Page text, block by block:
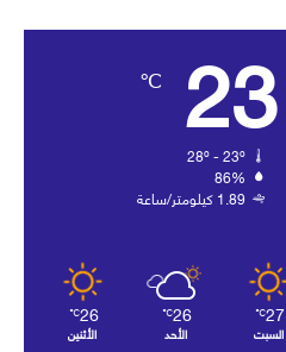
23
℃
86%
1.89 كيلومتر/ساعة
27
℃
السبت
26
℃
الأحد
26
℃
الأثنين